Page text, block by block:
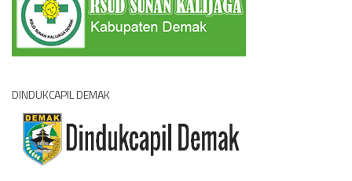
DINDUKCAPIL DEMAK